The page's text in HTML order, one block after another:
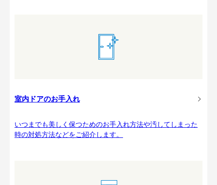
室内ドアのお手入れ
いつまでも美しく保つためのお手入れ方法や汚してしまった
時の対処方法などをご紹介します。